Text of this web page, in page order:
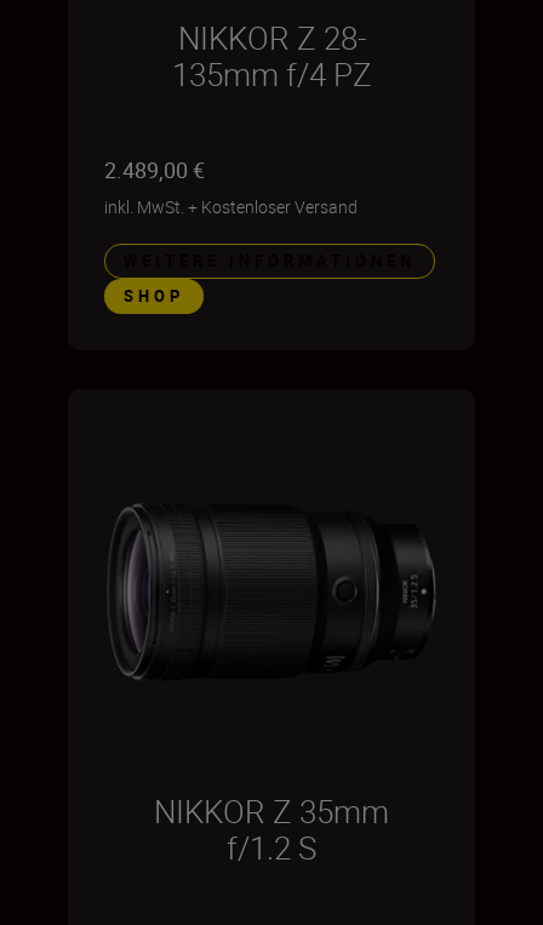
NIKKOR Z 28-
135mm f/4 PZ
2.489,00 €
inkl. MwSt. + Kostenloser Versand
SHOP
NIKKOR Z 35mm
f/1.2 S